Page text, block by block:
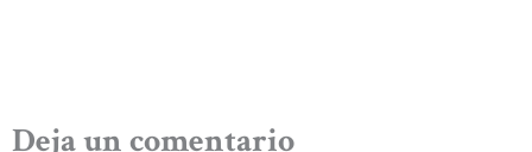
Deja un comentario